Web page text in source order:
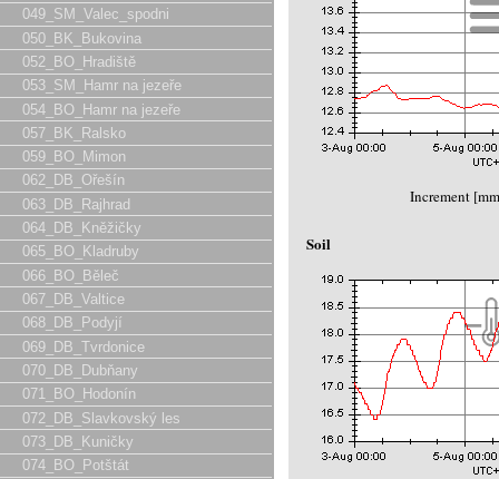
049_SM_Valec_spodni
050_BK_Bukovina
052_BO_Hradiště
053_SM_Hamr na jezeře
054_BO_Hamr na jezeře
057_BK_Ralsko
059_BO_Mimon
062_DB_Ořešín
063_DB_Rajhrad
064_DB_Kněžičky
065_BO_Kladruby
066_BO_Běleč
067_DB_Valtice
068_DB_Podyjí
069_DB_Tvrdonice
070_DB_Dubňany
071_BO_Hodonín
072_DB_Slavkovský les
073_DB_Kuničky
074_BO_Potštát
Increment
Soil